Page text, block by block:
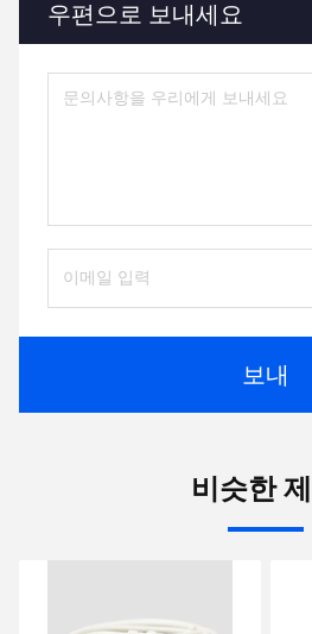
우편으로 보내세요
보내
비슷한